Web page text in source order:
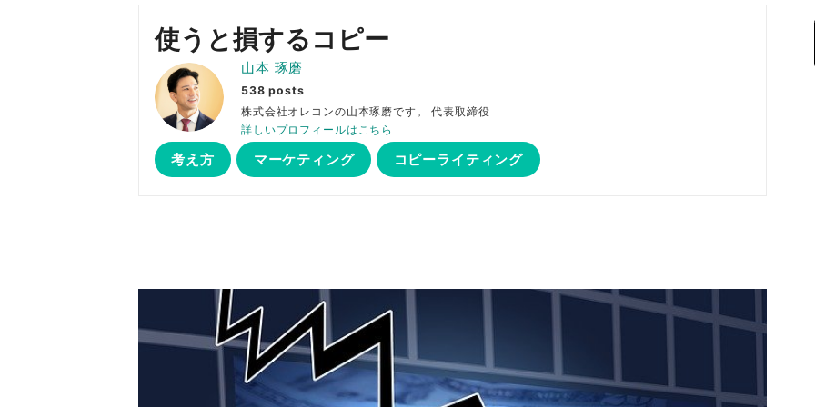
使うと損するコピー
山本 琢磨
538 posts
株式会社オレコンの山本琢磨です。 代表取締役
詳しいプロフィールはこちら
考え方 マーケティング コピーライティング